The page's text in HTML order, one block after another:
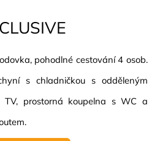
pohodlné cestování 4 osob.
s chladničkou s odděleným
TV, prostorná koupelna s WC a